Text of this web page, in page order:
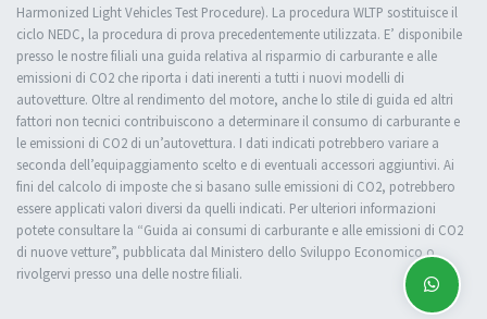
Harmonized Light Vehicles Test Procedure). La procedura WLTP sostituisce il
ciclo NEDC, la procedura di prova precedentemente utilizzata. E’ disponibile
presso le nostre filiali una guida relativa al risparmio di carburante e alle
emissioni di CO2 che riporta i dati inerenti a tutti i nuovi modelli di
autovetture. Oltre al rendimento del motore, anche lo stile di guida ed altri
fattori non tecnici contribuiscono a determinare il consumo di carburante e
le emissioni di CO2 di un’autovettura. I dati indicati potrebbero variare a
seconda dell’equipaggiamento scelto e di eventuali accessori aggiuntivi. Ai
fini del calcolo di imposte che si basano sulle emissioni di CO2, potrebbero
essere applicati valori diversi da quelli indicati. Per ulteriori informazioni
potete consultare la “Guida ai consumi di carburante e alle emissioni di CO2
di nuove vetture”, pubblicata dal Ministero dello Sviluppo Economico o
rivolgervi presso una delle nostre filiali.